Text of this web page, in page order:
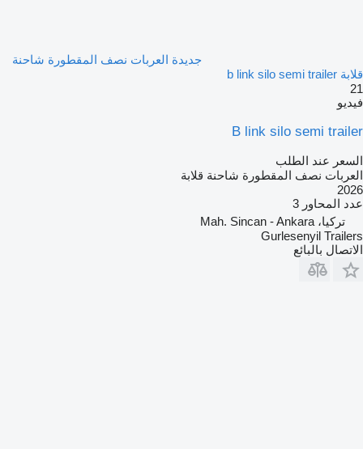
جديدة العربات نصف المقطورة شاحنة
قلابة b link silo semi trailer
21
فيديو
B link silo semi trailer
السعر عند الطلب
العربات نصف المقطورة شاحنة قلابة
2026
عدد المحاور 3
تركيا، Mah. Sincan - Ankara
Gurlesenyil Trailers
الاتصال بالبائع